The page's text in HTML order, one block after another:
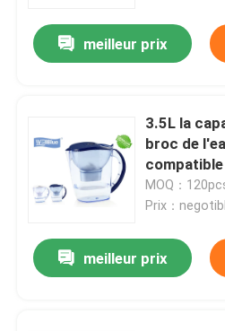
meilleur prix
3.5L la
broc de
Maxtra
MOQ：
Prix：
meilleur prix